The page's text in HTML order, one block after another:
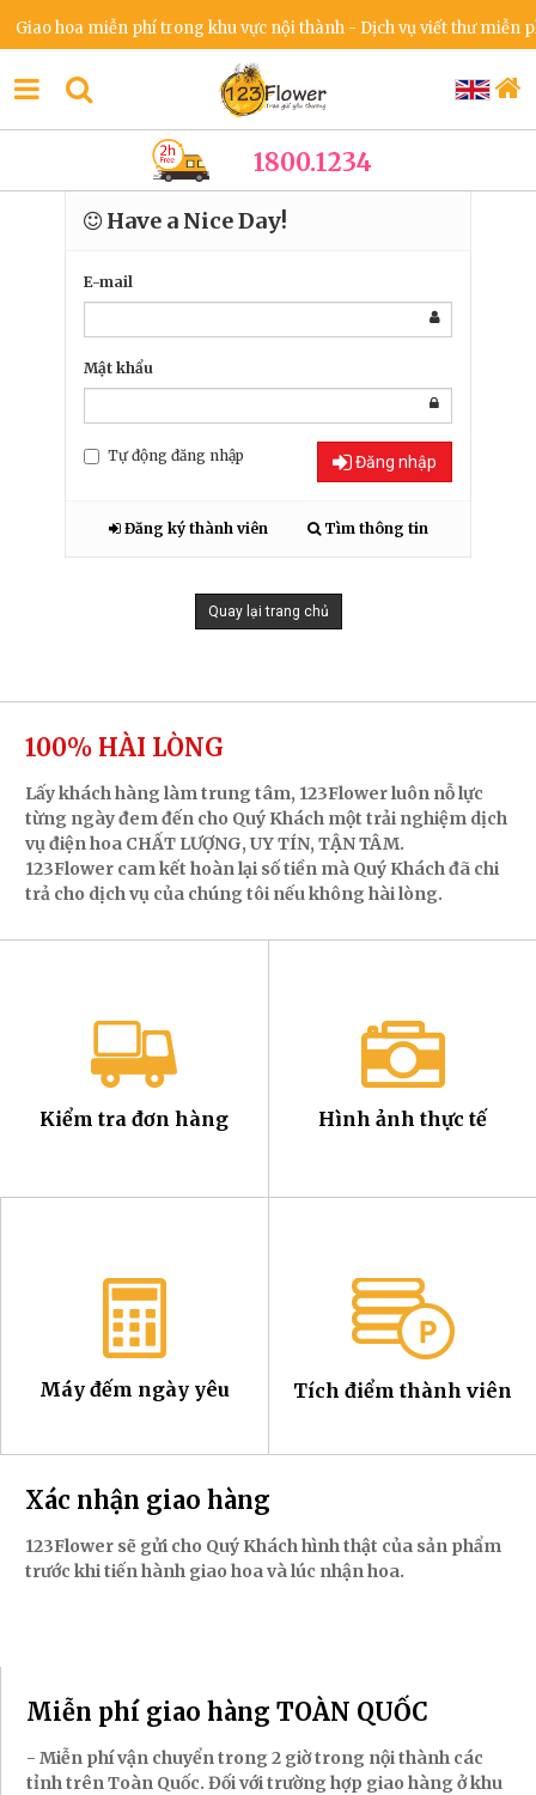
hoa miễn phí trong khu vực nội thành - Dịch vụ viết thư miễn
1800.1234
Have a Nice Day!
E-mail
Mật khẩu
Tự động đăng nhập Đăng nhập
Đăng ký thành viên Tìm thông tin
Quay lại trang chủ
100% HÀI LÒNG
Lấy khách hàng làm trung tâm, 123Flower luôn nỗ lực
từng ngày đem đến cho Quý Khách một trải nghiệm dịch
vụ điện hoa CHẤT LƯỢNG, UY TÍN, TẬN TÂM.
123Flower cam kết hoàn lại số tiền mà Quý Khách đã chi
trả cho dịch vụ của chúng tôi nếu không hài lòng.
Kiểm tra đơn hàng Hình ảnh thực tế
Máy đếm ngày yêu Tích điểm thành viên
Xác nhận giao hàng
123Flower sẽ gửi cho Quý Khách hình thật của sản phẩm
trước khi tiến hành giao hoa và lúc nhận hoa.
Miễn phí giao hàng TOÀN QUỐC
- Miễn phí vận chuyển trong 2 giờ trong nội thành các
tỉnh trên Toàn Quốc. Đối với trường hợp giao hàng ở khu